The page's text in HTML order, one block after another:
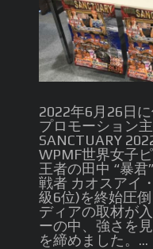
2022年6月26日
プロモーション
SANCTUARY
WPMF世界女子
王者の田中 “暴
戦者 カオスアイ
級6位)を終始圧
ディアの取材が
ーの中、強さを
を締めました。...